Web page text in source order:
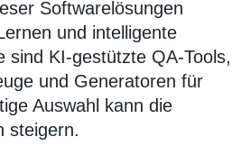
Softwarelösungen
und intelligente
sind KI-gestützte QA-Tools,
und Generatoren für
Auswahl kann die
steigern.